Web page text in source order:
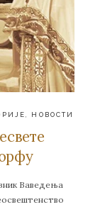
НОВОСТИ
Ваведења